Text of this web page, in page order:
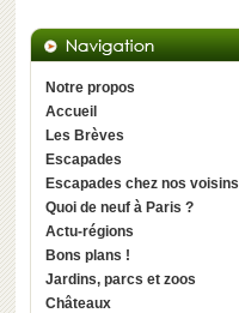
Notre propos
Accueil
Les Brèves
Escapades
Escapades chez nos voisins
Quoi de neuf à Paris ?
Actu-régions
Bons plans !
Jardins, parcs et zoos
Châteaux